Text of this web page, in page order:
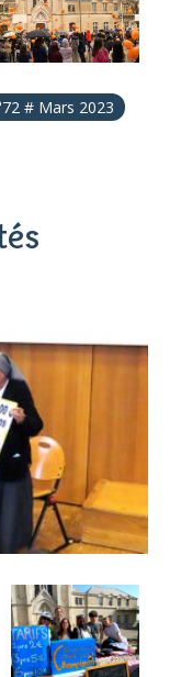
# Mars 2023